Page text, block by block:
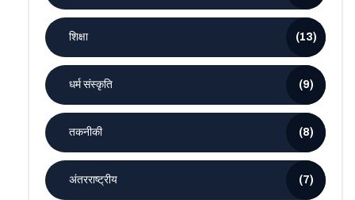
शिक्षा (13)
धर्म संस्कृति (9)
तकनीकी (8)
अंतरराष्ट्रीय (7)